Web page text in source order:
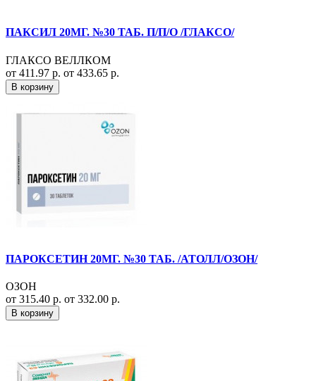
ПАКСИЛ 20МГ. №30 ТАБ. П/П/О /ГЛАКСО/
ГЛАКСО ВЕЛЛКОМ
от 411.97 р. от 433.65 р.
В корзину
ПАРОКСЕТИН 20МГ. №30 ТАБ. /АТОЛЛ/ОЗОН/
ОЗОН
от 315.40 р. от 332.00 р.
В корзину